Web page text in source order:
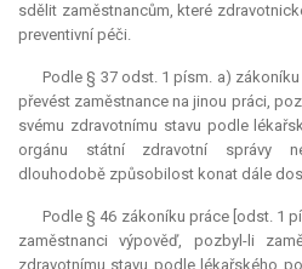
sdělit zaměstnancům, které
preventivní péči.
Podle § 37 odst. 1 písm. a)
převést zaměstnance na jinou práci,
svému zdravotnímu stavu podle
orgánu státní zdravotní správy
dlouhodobě způsobilost konat dále
Podle § 46 zákoníku práce [odst. 1
zaměstnanci výpověď, pozbyl-li
zdravotnímu stavu podle lékařského